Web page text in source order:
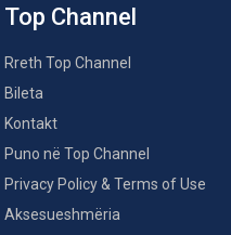
Top Channel
Rreth Top Channel
Bileta
Kontakt
Puno në Top Channel
Privacy Policy & Terms of Use
Aksesueshmëria